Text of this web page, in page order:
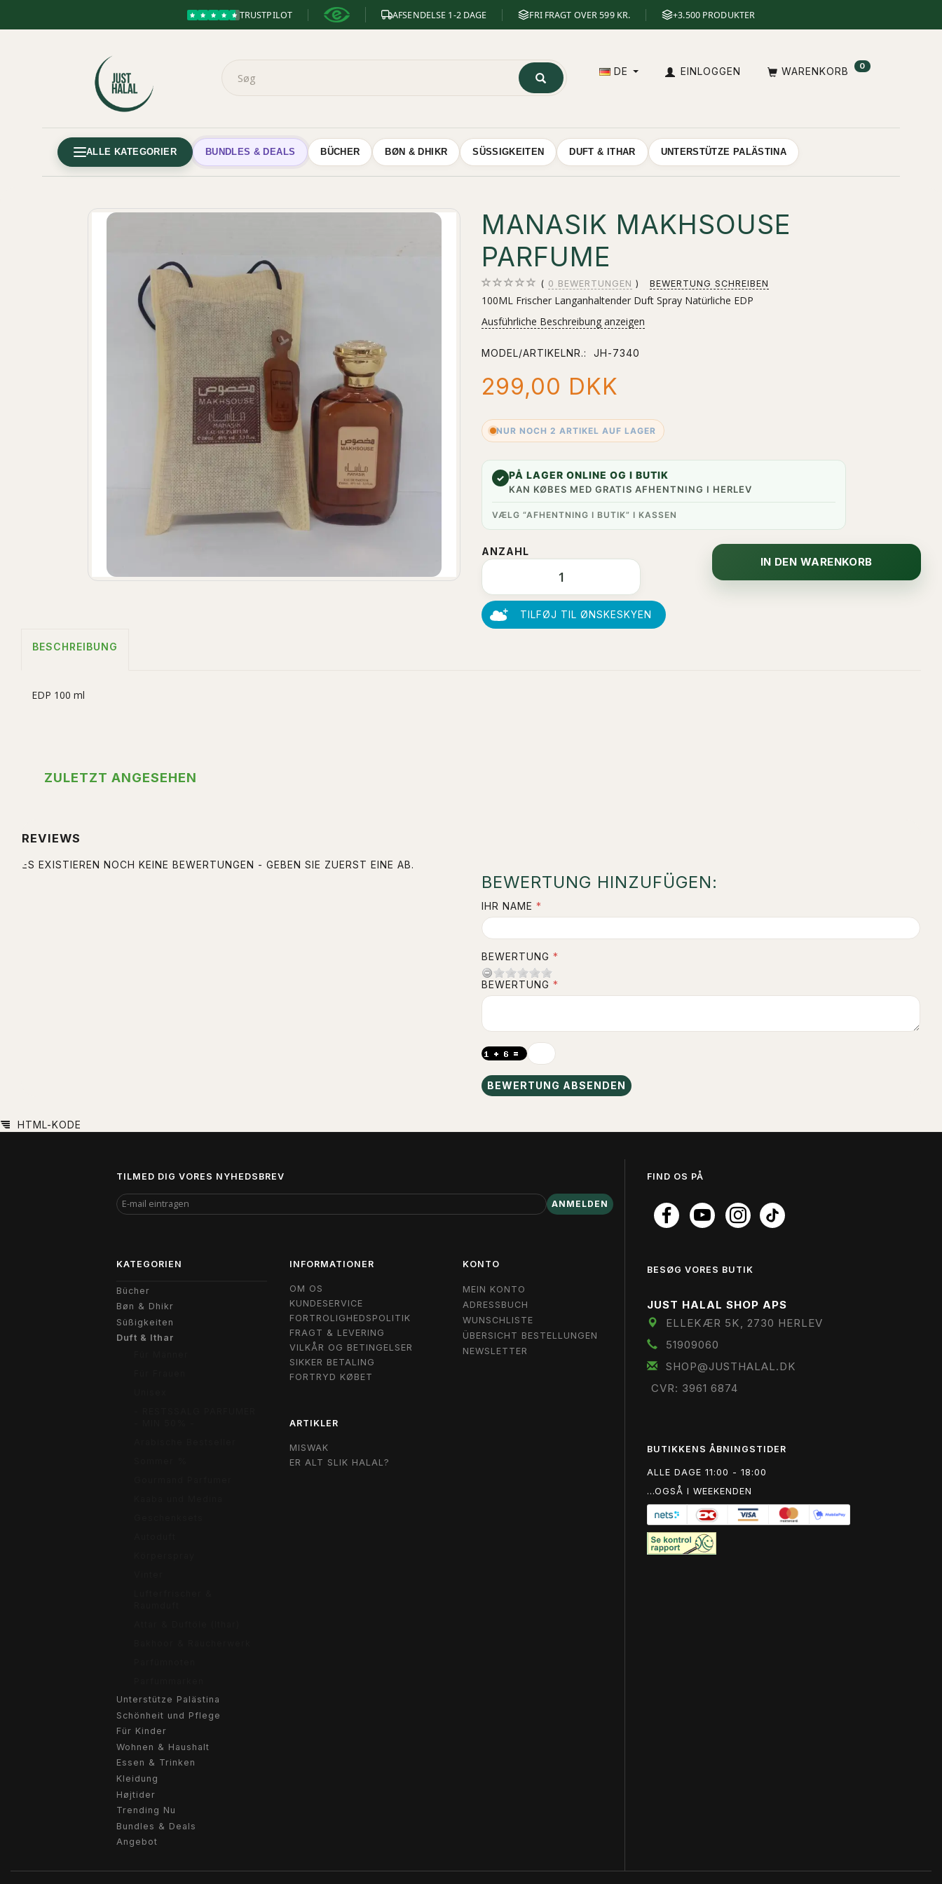
TRUSTPILOT AFSENDELSE 1-2 DAGE FRI FRAGT OVER 599 KR. +3.500 PRODUKTER
DE EINLOGGEN WARENKORB 0
ALLE KATEGORIER BUNDLES & DEALS BÜCHER BØN & DHIKR SÜSSIGKEITEN DUFT & ITHAR UNTERSTÜTZE PALÄSTINA
MANASIK MAKHSOUSE
PARFUME
0 BEWERTUNGEN BEWERTUNG SCHREIBEN
100ML Frischer Langanhaltender Duft Spray Natürliche EDP
Ausführliche Beschreibung anzeigen
MODEL/ARTIKELNR.: JH-7340
299,00 DKK
NUR NOCH 2 ARTIKEL AUF LAGER
✓ PÅ LAGER ONLINE OG I BUTIK
KAN KØBES MED GRATIS AFHENTNING I HERLEV
VÆLG “AFHENTNING I BUTIK” I KASSEN
ANZAHL
IN DEN WARENKORB
TILFØJ TIL ØNSKESKYEN
BESCHREIBUNG
EDP 100 ml
ZULETZT ANGESEHEN
REVIEWS
ES EXISTIEREN NOCH KEINE BEWERTUNGEN - GEBEN SIE ZUERST EINE AB.
BEWERTUNG HINZUFÜGEN:
IHR NAME
BEWERTUNG
BEWERTUNG
BEWERTUNG ABSENDEN
HTML-KODE
TILMED DIG VORES NYHEDSBREV
E-
MAIL
ANMELDEN
KATEGORIEN
Bücher
Bøn & Dhikr
Süßigkeiten
Duft & Ithar
Unterstütze Palästina
Schönheit und Pflege
Für Kinder
Wohnen & Haushalt
Essen & Trinken
Kleidung
Højtider
Trending Nu
Bundles & Deals
Angebot
INFORMATIONER
OM OS
KUNDESERVICE
FORTROLIGHEDSPOLITIK
FRAGT & LEVERING
VILKÅR OG BETINGELSER
SIKKER BETALING
FORTRYD KØBET
ARTIKLER
MISWAK
ER ALT SLIK HALAL?
KONTO
MEIN KONTO
ADRESSBUCH
WUNSCHLISTE
ÜBERSICHT BESTELLUNGEN
NEWSLETTER
FIND OS PÅ
BESØG VORES BUTIK
JUST HALAL SHOP APS
ELLEKÆR 5K, 2730 HERLEV
51909060
SHOP@JUSTHALAL.DK
CVR: 3961 6874
BUTIKKENS ÅBNINGSTIDER
ALLE DAGE 11:00 - 18:00
...OGSÅ I WEEKENDEN